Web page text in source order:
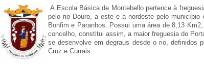
A Escola Básica de Montebello pertence à
pelo rio Douro, a este e a nordeste pelo
Bonfim e Paranhos. Possui uma área de 8,13
concelho, constitui assim, a maior freguesia do
se desenvolve em degraus desde o rio, definidos
Cruz e Currais.